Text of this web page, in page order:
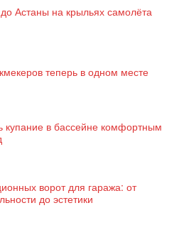
Астаны на крыльях самолёта
теперь в одном месте
купание в бассейне комфортным
ворот для гаража: от
до эстетики